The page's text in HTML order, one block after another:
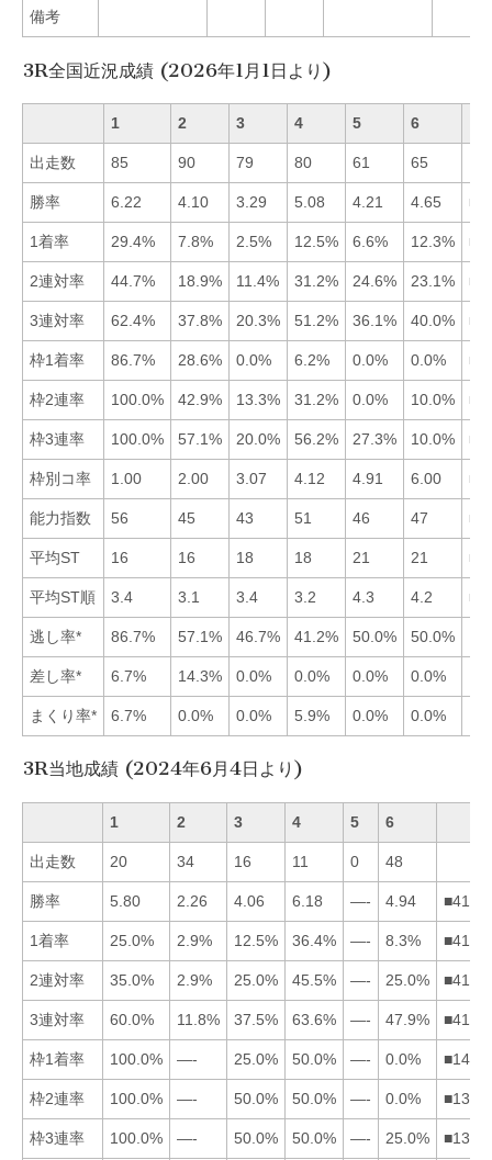
備考
3R全国近況成績 (2026年1月1日より)
1 2 3 4 5 6
出走数 85 90 79 80 61 65
勝率 6.22 4.10 3.29 5.08 4.21 4.65
1着率 29.4% 7.8% 2.5% 12.5% 6.6% 12.3%
2連対率 44.7% 18.9% 11.4% 31.2% 24.6% 23.1%
3連対率 62.4% 37.8% 20.3% 51.2% 36.1% 40.0%
枠1着率 86.7% 28.6% 0.0% 6.2% 0.0% 0.0%
枠2連率 100.0% 42.9% 13.3% 31.2% 0.0% 10.0%
枠3連率 100.0% 57.1% 20.0% 56.2% 27.3% 10.0%
枠別コ率 1.00 2.00 3.07 4.12 4.91 6.00
能力指数 56 45 43 51 46 47
平均ST 16 16 18 18 21 21
平均ST順 3.4 3.1 3.4 3.2 4.3 4.2
逃し率* 86.7% 57.1% 46.7% 41.2% 50.0% 50.0%
差し率* 6.7% 14.3% 0.0% 0.0% 0.0% 0.0%
まくり率* 6.7% 0.0% 0.0% 5.9% 0.0% 0.0%
3R当地成績 (2024年6月4日より)
1 2 3 4 5 6
出走数 20 34 16 11 0 48
勝率 5.80 2.26 4.06 6.18 —- 4.94
1着率 25.0% 2.9% 12.5% 36.4% —- 8.3%
2連対率 35.0% 2.9% 25.0% 45.5% —- 25.0%
3連対率 60.0% 11.8% 37.5% 63.6% —- 47.9%
枠1着率 100.0% —- 25.0% 50.0% —- 0.0%
枠2連率 100.0% —- 50.0% 50.0% —- 0.0%
枠3連率 100.0% —- 50.0% 50.0% —- 25.0%